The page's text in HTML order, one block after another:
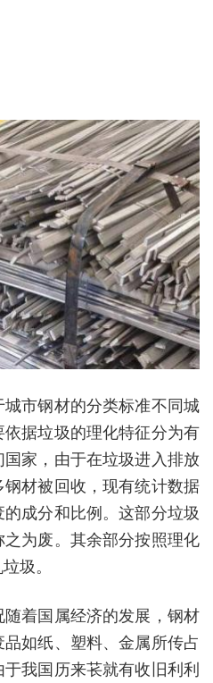
市钢材的分类标准不同城
据垃圾的理化特征分为有
家，由于在垃圾进入排放
材被回收，现有统计数据
成分和比例。这部分垃圾
为废。其余部分按照理化
圾。
着国属经济的发展，钢材
如纸、塑料、金属所传占
我国历来苌就有收旧利利